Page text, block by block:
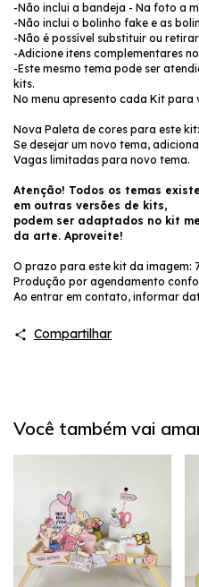
-Não inclui a bandeja - Na foto a
-Não inclui o bolinho fake e as
-Não é possível substituir ou
-Adicione itens complementares
-Este mesmo tema pode ser
kits.
No menu apresento cada Kit para
Nova Paleta de cores para este
Se desejar um novo tema,
Vagas limitadas para novo tema.
Atenção! Todos os temas
em outras versões de kits,
podem ser adaptados no kit
da arte. Aproveite!
O prazo para este kit da imagem:
Produção por agendamento
Ao entrar em contato, informar
Compartilhar
Você também vai